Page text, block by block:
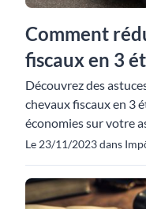
Comment
fiscaux en 3
Découvrez des
chevaux fiscaux en 3
économies sur votre
Le 23/11/2023 dans